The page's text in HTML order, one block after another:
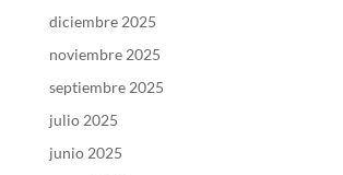
diciembre 2025
noviembre 2025
septiembre 2025
julio 2025
junio 2025